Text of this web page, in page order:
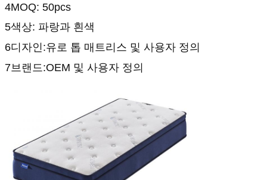
4MOQ: 50pcs
5색상: 파랑과 흰색
6디자인:유로 톱 매트리스 및 사용자 정의
7브랜드:OEM 및 사용자 정의